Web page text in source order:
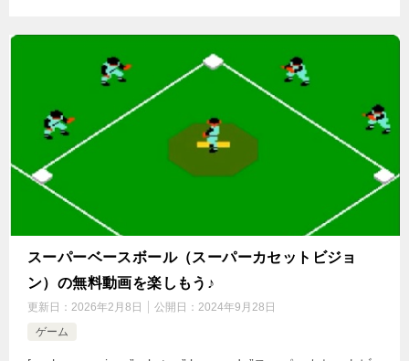
スーパーベースボール（スーパーカセットビジョ
ン）の無料動画を楽しもう♪
更新日： 2026年2月8日 公開日： 2024年9月28日
ゲーム